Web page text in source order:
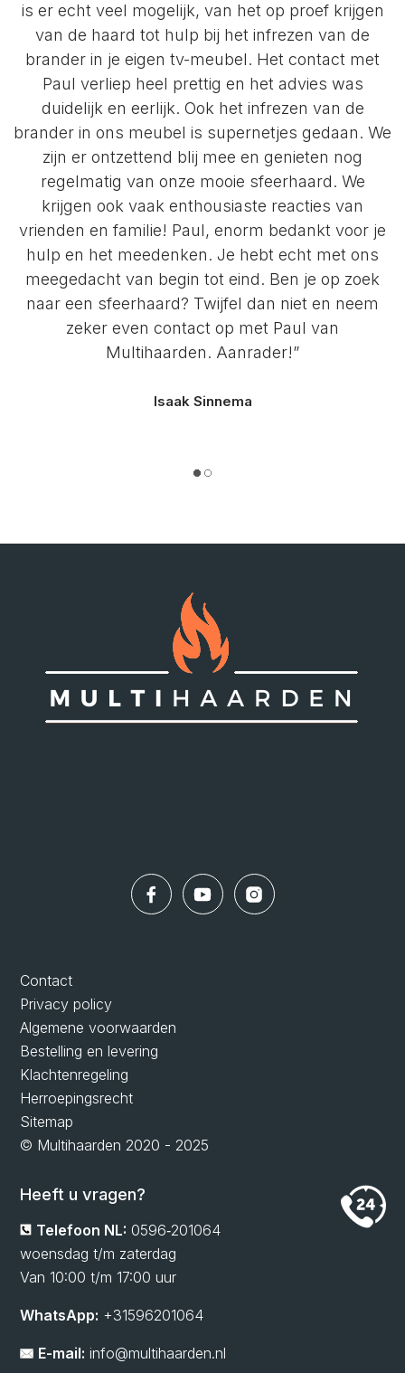
is er echt veel mogelijk, van het op proef krijgen
van de haard tot hulp bij het infrezen van de
brander in je eigen tv-meubel. Het contact met
Paul verliep heel prettig en het advies was
duidelijk en eerlijk. Ook het infrezen van de
brander in ons meubel is supernetjes gedaan. We
zijn er ontzettend blij mee en genieten nog
regelmatig van onze mooie sfeerhaard. We
krijgen ook vaak enthousiaste reacties van
vrienden en familie! Paul, enorm bedankt voor je
hulp en het meedenken. Je hebt echt met ons
meegedacht van begin tot eind. Ben je op zoek
naar een sfeerhaard? Twijfel dan niet en neem
zeker even contact op met Paul van
Multihaarden. Aanrader!”
Isaak Sinnema
Contact
Privacy policy
Algemene voorwaarden
Bestelling en levering
Klachtenregeling
Herroepingsrecht
Sitemap
© Multihaarden 2020 - 2025
Heeft u vragen?
Telefoon NL: 0596‑201064
woensdag t/m zaterdag
Van 10:00 t/m 17:00 uur
WhatsApp: +31596201064
E-mail: info@multihaarden.nl